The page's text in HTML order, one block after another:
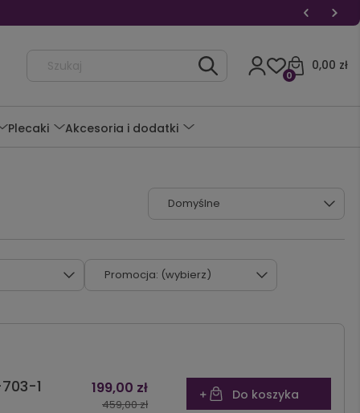
0,00 zł
0
Plecaki Akcesoria i dodatki
Promocja: (wybierz)
1 199,00 zł
459,00 zł
Do koszyka